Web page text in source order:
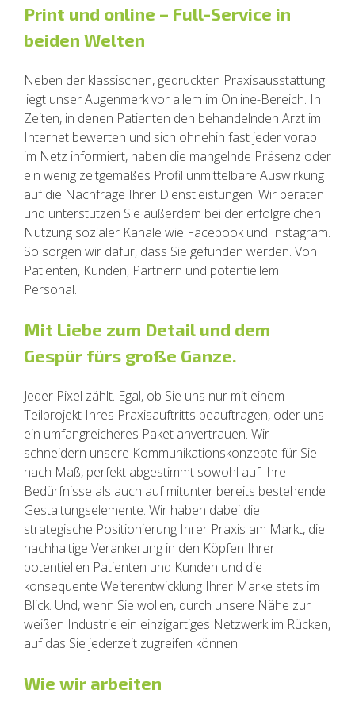
Print und online – Full-Service in
beiden Welten
Neben der klassischen, gedruckten Praxisausstattung
liegt unser Augenmerk vor allem im Online-Bereich. In
Zeiten, in denen Patienten den behandelnden Arzt im
Internet bewerten und sich ohnehin fast jeder vorab
im Netz informiert, haben die mangelnde Präsenz oder
ein wenig zeitgemäßes Profil unmittelbare Auswirkung
auf die Nachfrage Ihrer Dienstleistungen. Wir beraten
und unterstützen Sie außerdem bei der erfolgreichen
Nutzung sozialer Kanäle wie Facebook und Instagram.
So sorgen wir dafür, dass Sie gefunden werden. Von
Patienten, Kunden, Partnern und potentiellem
Personal.
Mit Liebe zum Detail und dem
Gespür fürs große Ganze.
Jeder Pixel zählt. Egal, ob Sie uns nur mit einem
Teilprojekt Ihres Praxisauftritts beauftragen, oder uns
ein umfangreicheres Paket anvertrauen. Wir
schneidern unsere Kommunikationskonzepte für Sie
nach Maß, perfekt abgestimmt sowohl auf Ihre
Bedürfnisse als auch auf mitunter bereits bestehende
Gestaltungselemente. Wir haben dabei die
strategische Positionierung Ihrer Praxis am Markt, die
nachhaltige Verankerung in den Köpfen Ihrer
potentiellen Patienten und Kunden und die
konsequente Weiterentwicklung Ihrer Marke stets im
Blick. Und, wenn Sie wollen, durch unsere Nähe zur
weißen Industrie ein einzigartiges Netzwerk im Rücken,
auf das Sie jederzeit zugreifen können.
Wie wir arbeiten